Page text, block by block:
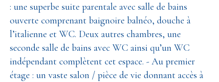
: une superbe suite parentale avec salle de bains
ouverte comprenant baignoire balnéo, douche à
l’italienne et WC. Deux autres chambres, une
seconde salle de bains avec WC ainsi qu’un WC
indépendant complètent cet espace. - Au premier
étage : un vaste salon / pièce de vie donnant accès à